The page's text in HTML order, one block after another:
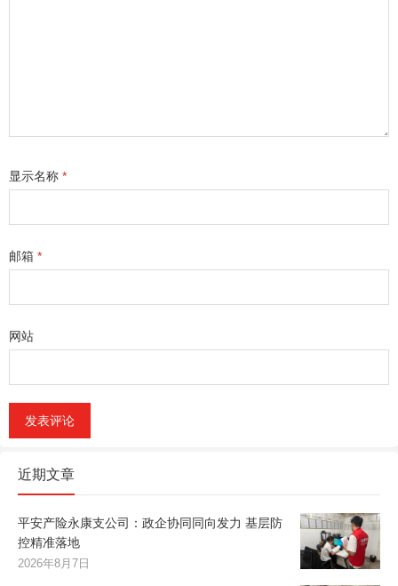
显示名称 *
邮箱 *
网站
近期文章
平安产险永康支公司：政企协同同向发力 基层防
控精准落地
2026年8月7日